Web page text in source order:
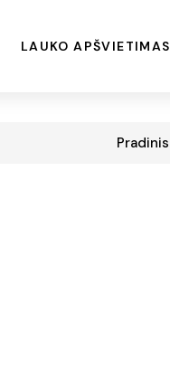
LAUKO APŠVIETIMAS
Pradinis